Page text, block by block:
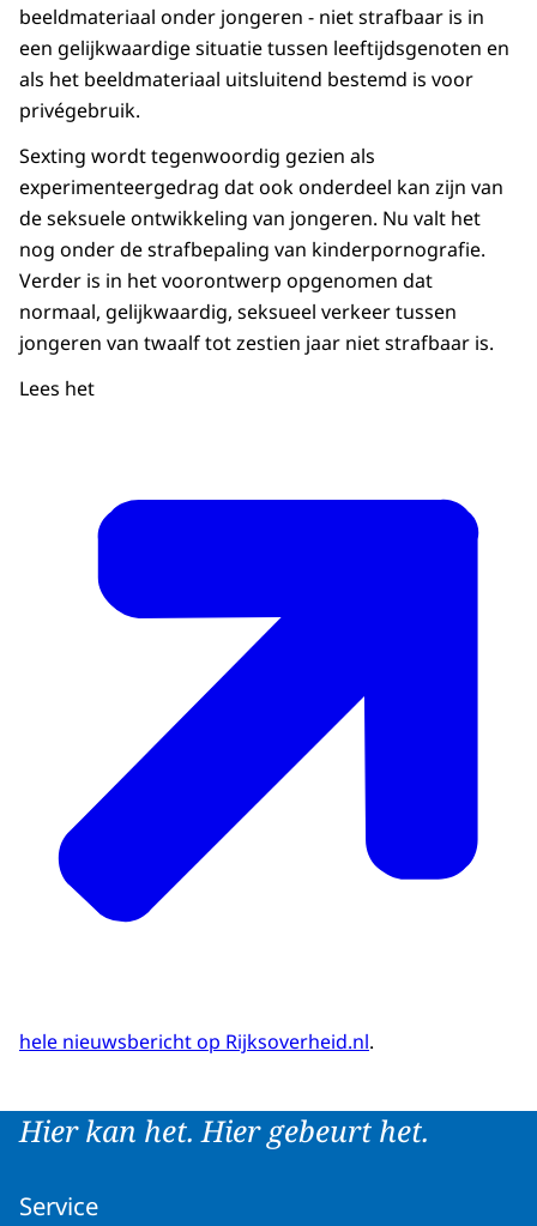
beeldmateriaal onder jongeren - niet strafbaar is in
een gelijkwaardige situatie tussen leeftijdsgenoten en
als het beeldmateriaal uitsluitend bestemd is voor
privégebruik.
Sexting wordt tegenwoordig gezien als
experimenteergedrag dat ook onderdeel kan zijn van
de seksuele ontwikkeling van jongeren. Nu valt het
nog onder de strafbepaling van kinderpornografie.
Verder is in het voorontwerp opgenomen dat
normaal, gelijkwaardig, seksueel verkeer tussen
jongeren van twaalf tot zestien jaar niet strafbaar is.
Lees het
hele nieuwsbericht op Rijksoverheid.nl.
Hier kan het. Hier gebeurt het.
Service